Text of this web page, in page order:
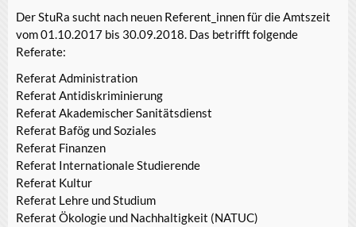
Der StuRa sucht nach neuen Referent_innen für die Amtszeit
vom 01.10.2017 bis 30.09.2018. Das betrifft folgende
Referate:
Referat Administration
Referat Antidiskriminierung
Referat Akademischer Sanitätsdienst
Referat Bafög und Soziales
Referat Finanzen
Referat Internationale Studierende
Referat Kultur
Referat Lehre und Studium
Referat Ökologie und Nachhaltigkeit (NATUC)